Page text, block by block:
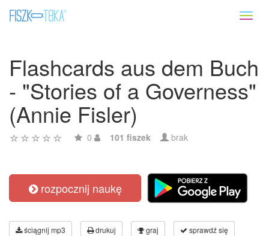
Flashcards aus dem Buch
- "Stories of a Governess"
(Annie Fisler)
0 101 fiszek brak
rozpocznij naukę
ściągnij mp3 drukuj graj sprawdź się